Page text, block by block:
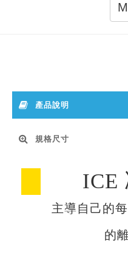
產品說明
規格尺寸
ICE
主導自己的
的